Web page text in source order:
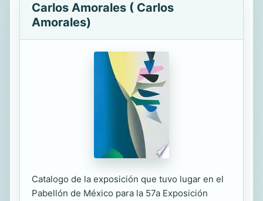
Carlos Amorales ( Carlos
Amorales)
Catalogo de la exposición que tuvo lugar en el
Pabellón de México para la 57a Exposición